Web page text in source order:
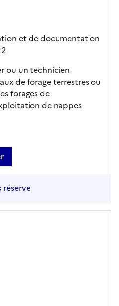
et de documentation
ou un technicien
de forage terrestres ou
forages de
de nappes
réserve